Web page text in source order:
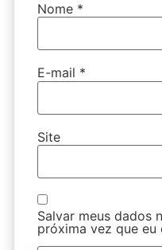
Nome *
E-mail *
Site
Salvar meus dados
próxima vez que eu